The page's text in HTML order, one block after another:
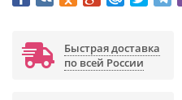
Быстрая доставка
по всей России